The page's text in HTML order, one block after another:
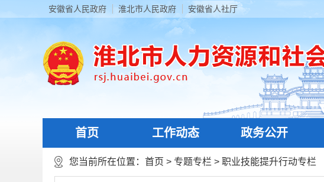
安徽省人民政府 淮北市人民政府 安徽省人社厅
首页 工作动态 政务公开
您当前所在位置： 首页 > 专题专栏 > 职业技能提升行动专栏